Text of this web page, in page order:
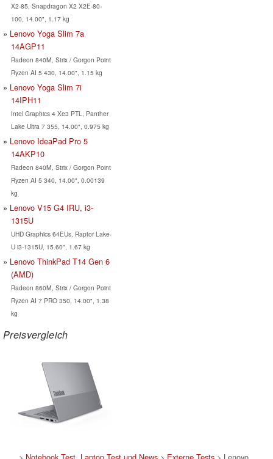
X2-85, Snapdragon X2 X2E-80-
100, 14.00", 1.17 kg
Lenovo Yoga Slim 7a
14AGP11
Radeon 840M, Strix / Gorgon Point
Ryzen AI 5 430, 14.00", 1.15 kg
Lenovo Yoga Slim 7i
14IPH11
Intel Graphics 4 Xe3 PTL, Panther
Lake Ultra 7 355, 14.00", 0.975 kg
Lenovo IdeaPad Pro 5
14AKP10
Radeon 840M, Strix / Gorgon Point
Ryzen AI 5 340, 14.00", 0.00139
kg
Lenovo V15 G4 IRU, i3-
1315U
UHD Graphics 64EUs, Raptor Lake-
U i3-1315U, 15.60", 1.67 kg
Lenovo ThinkPad T14 Gen 6
(AMD)
Radeon 860M, Strix / Gorgon Point
Ryzen AI 7 PRO 350, 14.00", 1.38
kg
Preisvergleich
> Notebook Test, Laptop Test und News> Externe Tests> Lenovo